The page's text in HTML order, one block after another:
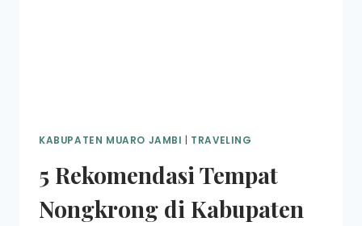
KABUPATEN MUARO JAMBI TRAVELING
5 Rekomendasi Tempat
Nongkrong di Kabupaten